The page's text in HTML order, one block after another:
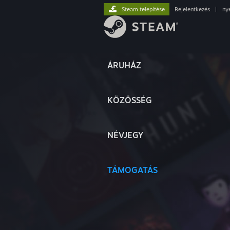
ÁRUHÁZ
KÖZÖSSÉG
NÉVJEGY
TÁMOGATÁS
Steam telepítése Bejelentkezés